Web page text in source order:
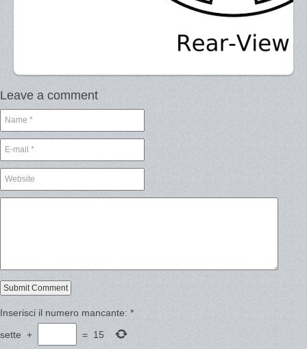
Leave a comment
Inserisci il numero mancante: *
sette + = 15